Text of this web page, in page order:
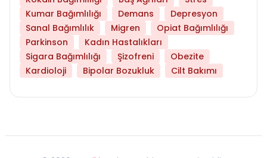
Kumar Bağımlılığı
Demans
Depresyon
Sanal Bağımlılık
Migren
Opiat Bağımlılığı
Parkinson
Kadın Hastalıkları
Sigara Bağımlılığı
Şizofreni
Obezite
Kardioloji
Bipolar Bozukluk Cilt Bakımı